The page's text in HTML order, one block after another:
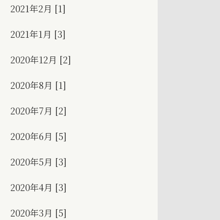
2021年2月 [1]
2021年1月 [3]
2020年12月 [2]
2020年8月 [1]
2020年7月 [2]
2020年6月 [5]
2020年5月 [3]
2020年4月 [3]
2020年3月 [5]